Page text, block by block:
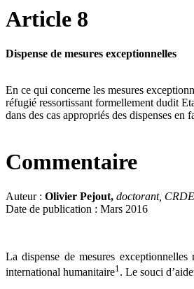
Article 8
Dispense de mesures exceptionnelles
En ce qui concerne les mesures
réfugié ressortissant formellement dudit
dans des cas appropriés des dispenses en
Commentaire
Auteur : Olivier Pejout, doctorant,
Date de publication : Mars 2016
La dispense de mesures
international humanitaire1 . Le souci